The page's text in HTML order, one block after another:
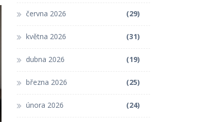
června 2026 (29)
května 2026 (31)
dubna 2026 (19)
března 2026 (25)
února 2026 (24)